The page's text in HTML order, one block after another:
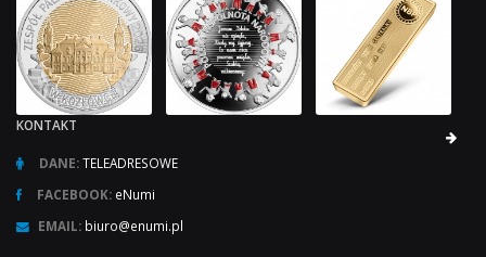
KONTAKT
DANE:TELEADRESOWE
FACEBOOK: eNumi
EMAIL: biuro@enumi.pl